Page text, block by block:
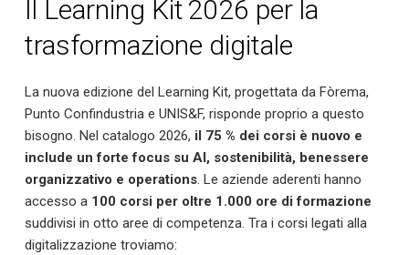
Il Learning Kit 2026 per la
trasformazione digitale
La nuova edizione del Learning Kit, progettata da Fòrema,
Punto Confindustria e UNIS&F, risponde proprio a questo
bisogno. Nel catalogo 2026, il 75 % dei corsi è nuovo e
include un forte focus su AI, sostenibilità, benessere
organizzativo e operations. Le aziende aderenti hanno
accesso a100 corsi per oltre 1.000 ore di formazione
suddivisi in otto aree di competenza. Tra i corsi legati alla
digitalizzazione troviamo: